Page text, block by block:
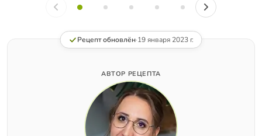
Рецепт обновлён·19 января 2023 г.
АВТОР РЕЦЕПТА